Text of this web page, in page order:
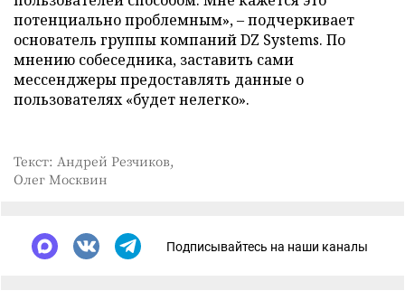
потенциально проблемным», – подчеркивает
основатель группы компаний DZ Systems. По
мнению собеседника, заставить сами
мессенджеры предоставлять данные о
пользователях «будет нелегко».
Текст: Андрей Резчиков,
Олег Москвин
Подписывайтесь на наши каналы